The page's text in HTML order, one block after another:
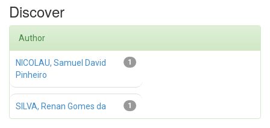
Discover
Author
1
NICOLAU, Samuel David
Pinheiro
1
SILVA, Renan Gomes da